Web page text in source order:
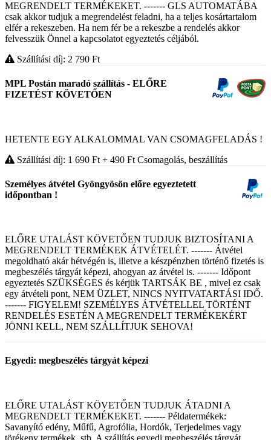
MEGRENDELT TERMÉKEKET. ------- GLS AUTOMATÁBA
csak akkor tudjuk a megrendelést feladni, ha a teljes kosártartalom
elfér a rekeszeben. Ha nem fér be a rekeszbe a rendelés akkor
felvesszük Önnel a kapcsolatot egyeztetés céljából.
Szállítási díj: 2 790 Ft
MPL Postán maradó szállítás - ELŐRE
FIZETÉST KÖVETŐEN
HETENTE EGY ALKALOMMAL VAN CSOMAGFELADÁS !
Szállítási díj: 1 690 Ft + 490 Ft Csomagolás, beszállítás
Személyes átvétel Gyöngyösön előre egyeztetett
időpontban !
ELŐRE UTALÁST KÖVETŐEN TUDJUK BIZTOSÍTANI A
MEGRENDELT TERMÉKEK ÁTVÉTELÉT. ------- Átvétel
megoldható akár hétvégén is, illetve a készpénzben történő fizetés is
megbeszélés tárgyát képezi, ahogyan az átvétel is. ------- Időpont
egyeztetés SZÜKSÉGES és kérjük TARTSÁK BE , mivel ez csak
egy átvételi pont, NEM ÜZLET, NINCS NYITVATARTÁSI IDŐ.
------- FIGYELEM! SZEMÉLYES ÁTVÉTELLEL TÖRTÉNT
RENDELÉS ESETÉN A MEGRENDELT TERMÉKEKÉRT
JÖNNI KELL, NEM SZÁLLÍTJUK SEHOVA!
Egyedi: megbeszélés tárgyát képezi
ELŐRE UTALÁST KÖVETŐEN TUDJUK ÁTADNI A
MEGRENDELT TERMÉKEKET. ------- Példatermékek:
Savanyító edény, Műfű, Agrofólia, Hordók, Terjedelmes vagy
törékeny termékek, stb. A szállítás egyedi megbeszélés tárgyát